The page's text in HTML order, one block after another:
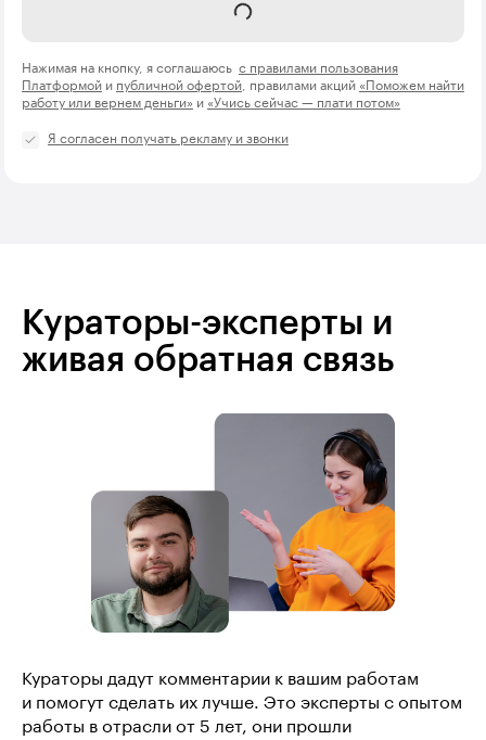
Отправить
Нажимая на кнопку, я соглашаюсь с правилами пользования
Платформой и публичной офертой , правилами акций «Поможем найти
работу или вернем деньги» и «Учись сейчас — плати потом»
Я согласен получать рекламу и звонки
Кураторы-эксперты и
живая обратная связь
Кураторы дадут комментарии к вашим работам
и помогут сделать их лучше. Это эксперты с опытом
работы в отрасли от 5 лет, они прошли